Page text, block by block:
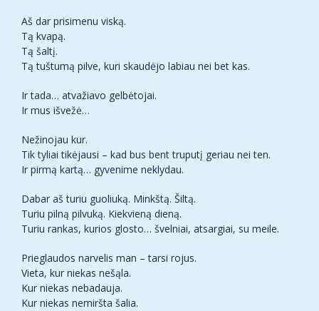
Aš dar prisimenu viską.
Tą kvapą.
Tą šaltį.
Tą tuštumą pilve, kuri skaudėjo labiau nei bet kas.
Ir tada… atvažiavo gelbėtojai.
Ir mus išvežė…
Nežinojau kur.
Tik tyliai tikėjausi – kad bus bent truputį geriau nei ten.
Ir pirmą kartą… gyvenime neklydau.
Dabar aš turiu guoliuką. Minkštą. Šiltą.
Turiu pilną pilvuką. Kiekvieną dieną.
Turiu rankas, kurios glosto… švelniai, atsargiai, su meile.
Prieglaudos narvelis man – tarsi rojus.
Vieta, kur niekas nešąla.
Kur niekas nebadauja.
Kur niekas nemiršta šalia.